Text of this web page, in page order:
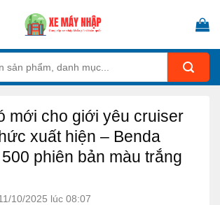
mới cho giới yêu cruiser
xuất hiện – Benda
phiên bản màu trắng
10/2025 lúc 08:07